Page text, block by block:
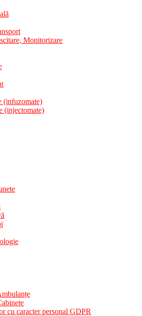
Monitorizare
(infuzomate)
(injectomate)
cu caracter personal GDPR